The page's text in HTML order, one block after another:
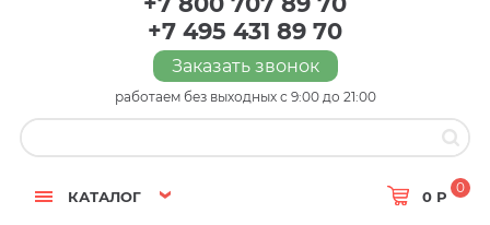
+7 495 431 89 70
Заказать звонок
работаем без выходных с 9:00 до 21:00
КАТАЛОГ 0 Р
0